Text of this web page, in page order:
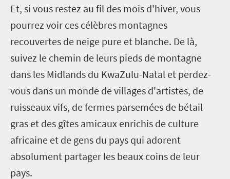
Et, si vous restez au fil des mois d'hiver, vous
pourrez voir ces célèbres montagnes
recouvertes de neige pure et blanche. De là,
suivez le chemin de leurs pieds de montagne
dans les Midlands du KwaZulu-Natal et perdez-
vous dans un monde de villages d'artistes, de
ruisseaux vifs, de fermes parsemées de bétail
gras et des gîtes amicaux enrichis de culture
africaine et de gens du pays qui adorent
absolument partager les beaux coins de leur
pays.